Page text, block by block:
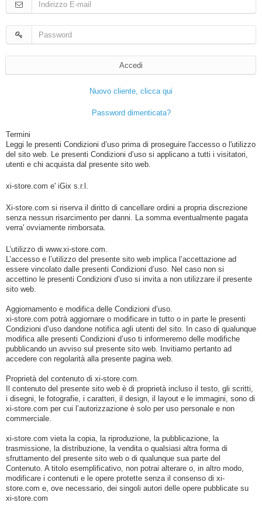
Accedi
Nuovo cliente, clicca qui
Password dimenticata?
Termini
Leggi le presenti Condizioni d’uso prima di proseguire l'accesso o l'utilizzo
del sito web. Le presenti Condizioni d’uso si applicano a tutti i visitatori,
utenti e chi acquista dal presente sito web.
xi-store.com e' iGix s.r.l.
Xi-store.com si riserva il diritto di cancellare ordini a propria discrezione
senza nessun risarcimento per danni. La somma eventualmente pagata
verra' ovviamente rimborsata.
L’utilizzo di www.xi-store.com.
L’accesso e l’utilizzo del presente sito web implica l’accettazione ad
essere vincolato dalle presenti Condizioni d’uso. Nel caso non si
accettino le presenti Condizioni d’uso si invita a non utilizzare il presente
sito web.
Aggiornamento e modifica delle Condizioni d’uso.
xi-store.com potrà aggiornare o modificare in tutto o in parte le presenti
Condizioni d’uso dandone notifica agli utenti del sito. In caso di qualunque
modifica alle presenti Condizioni d’uso ti informeremo delle modifiche
pubblicando un avviso sul presente sito web. Invitiamo pertanto ad
accedere con regolarità alla presente pagina web.
Proprietà del contenuto di xi-store.com.
Il contenuto del presente sito web è di proprietà incluso il testo, gli scritti,
i disegni, le fotografie, i caratteri, il design, il layout e le immagini, sono di
xi-store.com per cui l’autorizzazione è solo per uso personale e non
commerciale.
xi-store.com vieta la copia, la riproduzione, la pubblicazione, la
trasmissione, la distribuzione, la vendita o qualsiasi altra forma di
sfruttamento del presente sito web o di qualunque sua parte del
Contenuto. A titolo esemplificativo, non potrai alterare o, in altro modo,
modificare i contenuti e le opere protette senza il consenso di xi-
store.com e, ove necessario, dei singoli autori delle opere pubblicate su
xi-store.com